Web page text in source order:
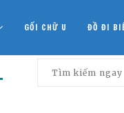
GỐI CHỮ U ĐỒ ĐI